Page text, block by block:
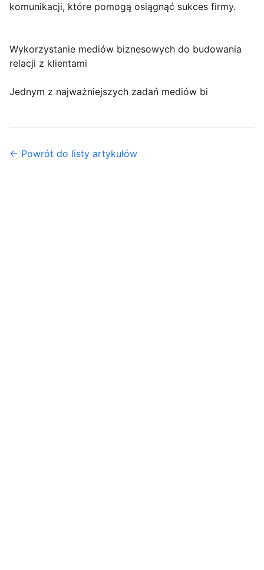
komunikacji, które pomogą osiągnąć sukces firmy.
Wykorzystanie mediów biznesowych do budowania
relacji z klientami
Jednym z najważniejszych zadań mediów bi
← Powrót do listy artykułów